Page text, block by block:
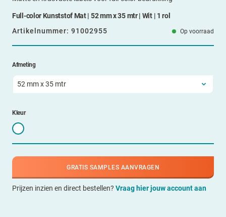
Full-color Kunststof Mat | 52 mm x 35 mtr | Wit | 1 rol
Artikelnummer: 91002955 Op voorraad
Afmeting
Kleur
GRATIS SAMPLES AANVRAGEN
Prijzen inzien en direct bestellen? Vraag hier jouw account aan